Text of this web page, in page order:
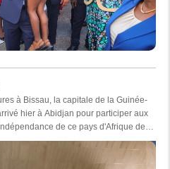
à Bissau, la capitale de la Guinée-
hier à Abidjan pour participer aux
de ce pays d'Afrique de